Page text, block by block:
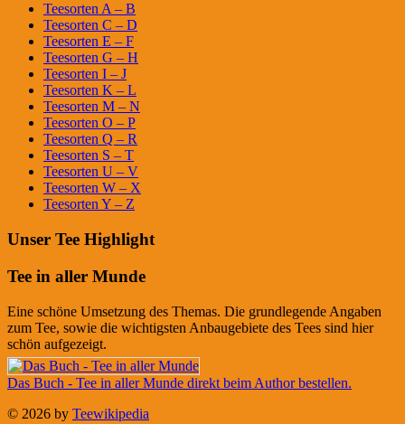
Teesorten A – B
Teesorten C – D
Teesorten E – F
Teesorten G – H
Teesorten I – J
Teesorten K – L
Teesorten M – N
Teesorten O – P
Teesorten Q – R
Teesorten S – T
Teesorten U – V
Teesorten W – X
Teesorten Y – Z
Unser Tee Highlight
Tee in aller Munde
Eine schöne Umsetzung des Themas. Die grundlegende Angaben
zum Tee, sowie die wichtigsten Anbaugebiete des Tees sind hier
schön aufgezeigt.
Das Buch - Tee in aller Munde direkt beim Author bestellen.
© 2026 by Teewikipedia